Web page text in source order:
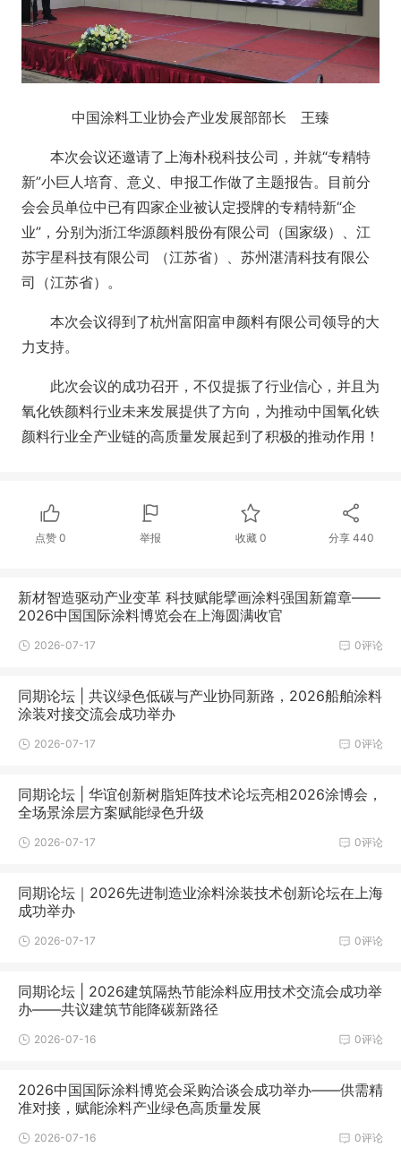
中国涂料工业协会产业发展部部长 王臻
本次会议还邀请了上海朴税科技公司，并就“专精特
新”小巨人培育、意义、申报工作做了主题报告。目前分
会会员单位中已有四家企业被认定授牌的专精特新“企
业”，分别为浙江华源颜料股份有限公司（国家级）、江
苏宇星科技有限公司 （江苏省）、苏州湛清科技有限公
司（江苏省）。
本次会议得到了杭州富阳富申颜料有限公司领导的大
力支持。
此次会议的成功召开，不仅提振了行业信心，并且为
氧化铁颜料行业未来发展提供了方向，为推动中国氧化铁
颜料行业全产业链的高质量发展起到了积极的推动作用！
点赞 0 举报 收藏 0 分享 440
新材智造驱动产业变革 科技赋能擘画涂料强国新篇章——
2026中国国际涂料博览会在上海圆满收官
0评论
2026-07-17
同期论坛 | 共议绿色低碳与产业协同新路，2026船舶涂料
涂装对接交流会成功举办
0评论
2026-07-17
同期论坛 | 华谊创新树脂矩阵技术论坛亮相2026涂博会，
全场景涂层方案赋能绿色升级
0评论
2026-07-17
同期论坛｜2026先进制造业涂料涂装技术创新论坛在上海
成功举办
0评论
2026-07-17
同期论坛 | 2026建筑隔热节能涂料应用技术交流会成功举
办——共议建筑节能降碳新路径
0评论
2026-07-16
2026中国国际涂料博览会采购洽谈会成功举办——供需精
准对接，赋能涂料产业绿色高质量发展
0评论
2026-07-16